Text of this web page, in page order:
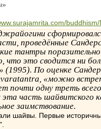
проведённые
тантры
что это сводится ни
(1995). По оценке
«можно
почти одну треть
эта часть шайвитского
заимствование.
шайвы. Первые